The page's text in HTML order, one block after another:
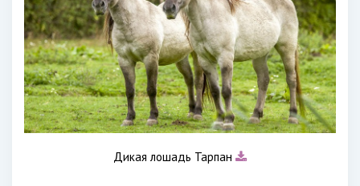
Дикая лошадь Тарпан